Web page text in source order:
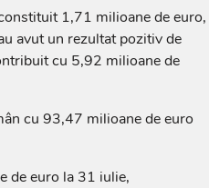
1,71 milioane de euro,
avut un rezultat pozitiv de
cu 5,92 milioane de
cu 93,47 milioane de euro
de euro la 31 iulie,